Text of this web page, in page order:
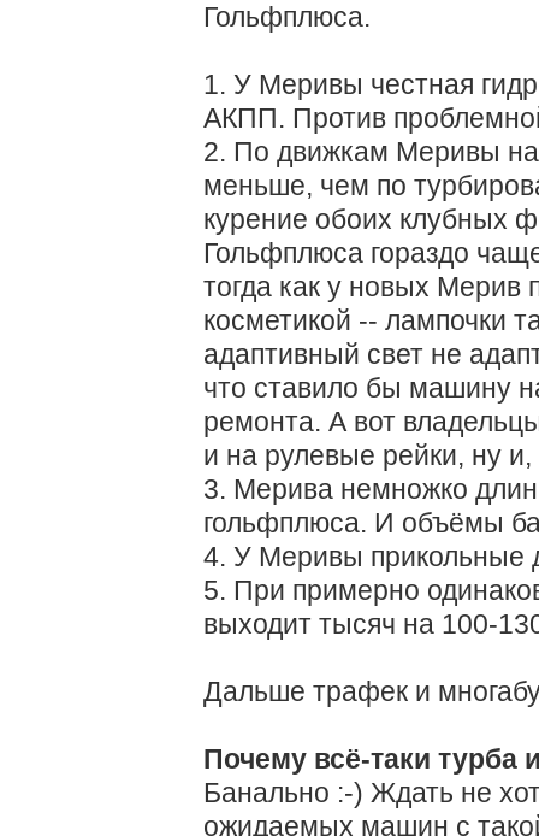
Гольфплюса.
1. У Меривы честная
АКПП. Против
2. По движкам Меривы
меньше, чем по
курение обоих клубных
Гольфплюса гораздо
тогда как у новых Мерив
косметикой -- лампочки
адаптивный свет не
что ставило бы машину
ремонта. А вот
и на рулевые рейки, ну
3. Мерива немножко
гольфплюса. И объёмы
4. У Меривы прикольные
5. При примерно
выходит тысяч на 100-
Дальше трафек и
Почему всё-таки турба
Банально :-) Ждать не
ожидаемых машин с